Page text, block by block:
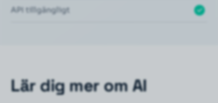
API tillgängligt
Lär dig mer om AI